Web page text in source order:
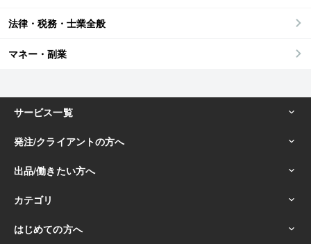
法律・税務・士業全般
マネー・副業